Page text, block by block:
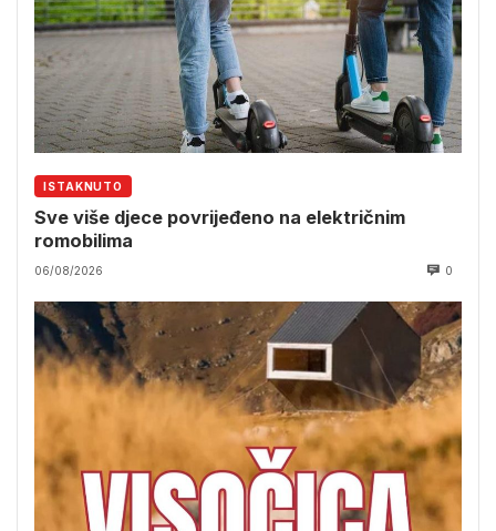
ISTAKNUTO
Sve više djece povrijeđeno na električnim
romobilima
06/08/2026 0